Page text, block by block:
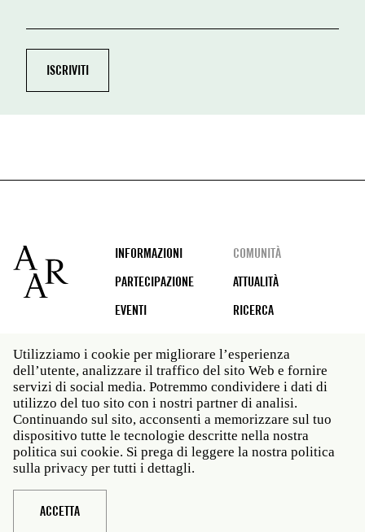
Footer
INFORMAZIONI
COMUNITÀ
PARTECIPAZIONE
ATTUALITÀ
EVENTI
RICERCA
Social
media
Roma: Via Angelo Masina 5 00153 Roma ITALIA · t 39
06 58461 · f 39 06 5810788
New York: 535 West 22nd Street Third Floor New York
NY 10011 · t 212 751 7200 · f 212 751 7220
Legal
Politica sulla privacy
Utilizziamo i cookie per migliorare l’esperienza
dell’utente, analizzare il traffico del sito Web e fornire
servizi di social media. Potremmo condividere i dati di
utilizzo del tuo sito con i nostri partner di analisi.
Continuando sul sito, acconsenti a memorizzare sul tuo
dispositivo tutte le tecnologie descritte nella nostra
politica sui cookie. Si prega di leggere la nostra politica
sulla privacy per tutti i dettagli.
ACCETTA